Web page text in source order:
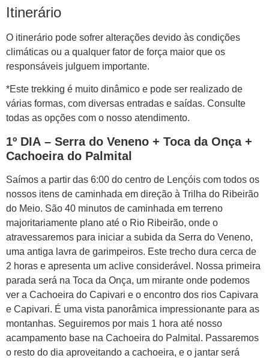
Itinerário
O itinerário pode sofrer alterações devido às condições
climáticas ou a qualquer fator de força maior que os
responsáveis julguem importante.
*Este trekking é muito dinâmico e pode ser realizado de
várias formas, com diversas entradas e saídas. Consulte
todas as opções com o nosso atendimento.
1º DIA – Serra do Veneno + Toca da Onça +
Cachoeira do Palmital
Saímos a partir das 6:00 do centro de Lençóis com todos os
nossos itens de caminhada em direção à Trilha do Ribeirão
do Meio. São 40 minutos de caminhada em terreno
majoritariamente plano até o Rio Ribeirão, onde o
atravessaremos para iniciar a subida da Serra do Veneno,
uma antiga lavra de garimpeiros. Este trecho dura cerca de
2 horas e apresenta um aclive considerável. Nossa primeira
parada será na Toca da Onça, um mirante onde podemos
ver a Cachoeira do Capivari e o encontro dos rios Capivara
e Capivari. É uma vista panorâmica impressionante para as
montanhas. Seguiremos por mais 1 hora até nosso
acampamento base na Cachoeira do Palmital. Passaremos
o resto do dia aproveitando a cachoeira, e o jantar será